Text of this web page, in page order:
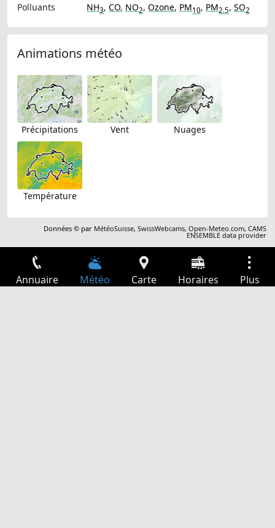
Polluants
NH3, CO, NO2, Ozone, PM10, PM2.5, SO2
Animations météo
Précipitations Vent Nuages
Température
Données © par MétéoSuisse,SwissWebcams,Open-Meteo.com,CAMS
ENSEMBLE data provider
Annuaire Météo Carte Horaires Plus